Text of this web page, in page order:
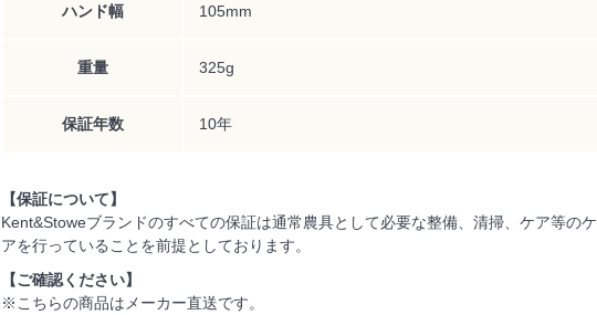
ハンド幅 105mm
重量 325g
保証年数 10年
【保証について】
Kent&Stoweブランドのすべての保証は通常農具として必要な整備、清掃、ケア等のケ
アを行っていることを前提としております。
【ご確認ください】
※こちらの商品はメーカー直送です。